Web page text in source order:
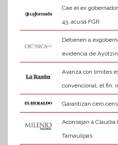
Cae el ex
43, acusa FGR
Detienen a
evidencia de
Avanza con límites
convencional; el fin,
Garantizan cero
Aconsejan a
Tamaulipas